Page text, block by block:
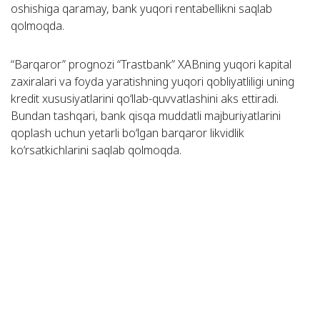
oshishiga qaramay, bank yuqori rentabellikni saqlab
qolmoqda.
“Barqaror” prognozi “Trastbank” XABning yuqori kapital
zaxiralari va foyda yaratishning yuqori qobliyatliligi uning
kredit xususiyatlarini qo‘llab-quvvatlashini aks ettiradi.
Bundan tashqari, bank qisqa muddatli majburiyatlarini
qoplash uchun yetarli bo‘lgan barqaror likvidlik
ko‘rsatkichlarini saqlab qolmoqda.